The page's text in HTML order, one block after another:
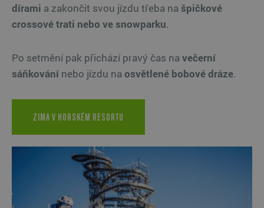
dírami a zakončit svou jízdu třeba na špičkové
crossové trati nebo ve snowparku.
Po setmění pak přichází pravý čas na večerní
sáňkování nebo jízdu na osvětlené bobové dráze.
ZIMA V HORSKÉM RESORTU